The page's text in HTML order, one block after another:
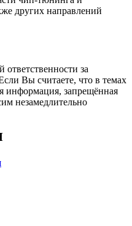
других направлений
за
Вы считаете, что в темах
информация, запрещённая
незамедлительно